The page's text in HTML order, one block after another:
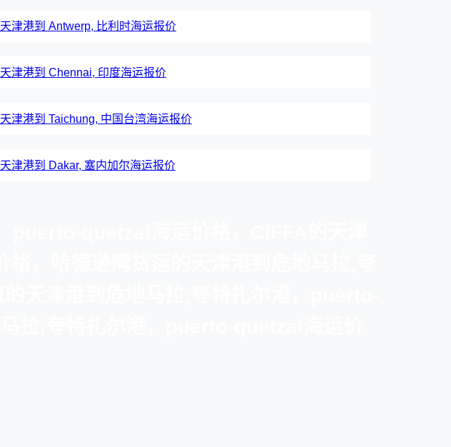
天津港到 Antwerp, 比利时海运报价
天津港到 Chennai, 印度海运报价
天津港到 Taichung, 中国台湾海运报价
天津港到 Dakar, 塞内加尔海运报价